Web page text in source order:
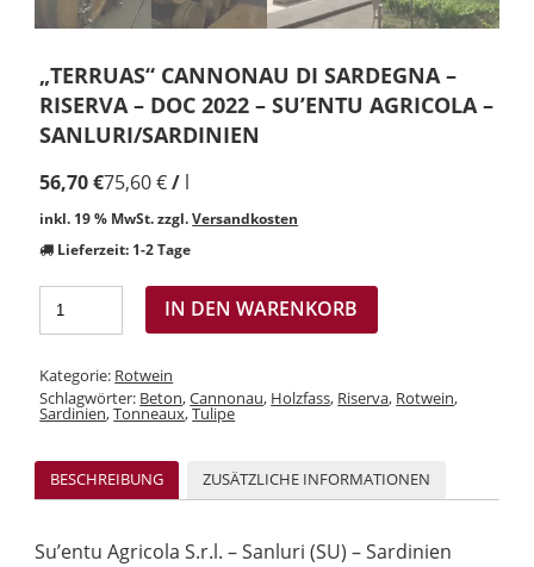
„TERRUAS“ CANNONAU DI SARDEGNA –
RISERVA – DOC 2022 – SU’ENTU AGRICOLA –
SANLURI/SARDINIEN
56,70€75,60€/ l
inkl. 19 % MwSt. zzgl.Versandkosten
Lieferzeit: 1-2 Tage
IN DEN WARENKORB
Kategorie: Rotwein
Schlagwörter: Beton,Cannonau, Holzfass, Riserva, Rotwein,
Sardinien,Tonneaux,Tulipe
BESCHREIBUNG ZUSÄTZLICHE INFORMATIONEN
Su’entu Agricola S.r.l. – Sanluri (SU) – Sardinien